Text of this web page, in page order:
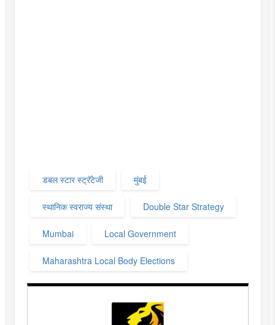
डबल स्टार स्ट्रॅटेजी मुंबई
स्थानिक स्वराज्य संस्था Double Star Strategy
Mumbai Local Government
Maharashtra Local Body Elections